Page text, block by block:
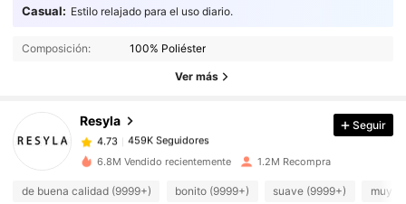
Casual: Estilo relajado para el uso diario.
Composición: 100% Poliéster
Ver más
Resyla
4.73 459K Seguidores
459K Seguidores
459K Seguidores
4.73
459K Seguidores
m***oseguidoHace 3 horas
4.73
4.73
Seguir
6.8M Vendido recientemente 1.2M Recompra
de buena calidad (9999+) bonito (9999+) suave (9999+) muy